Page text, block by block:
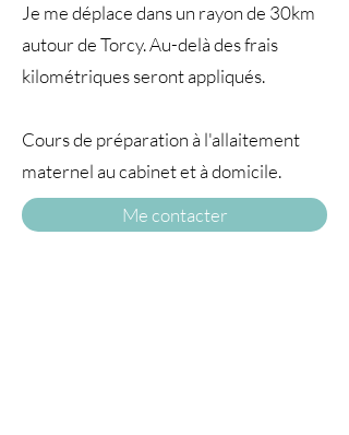
Je me déplace dans un rayon de 30km
autour de Torcy. Au-delà des frais
kilométriques seront appliqués.
Cours de préparation à l'allaitement
maternel au cabinet et à domicile.
Me contacter